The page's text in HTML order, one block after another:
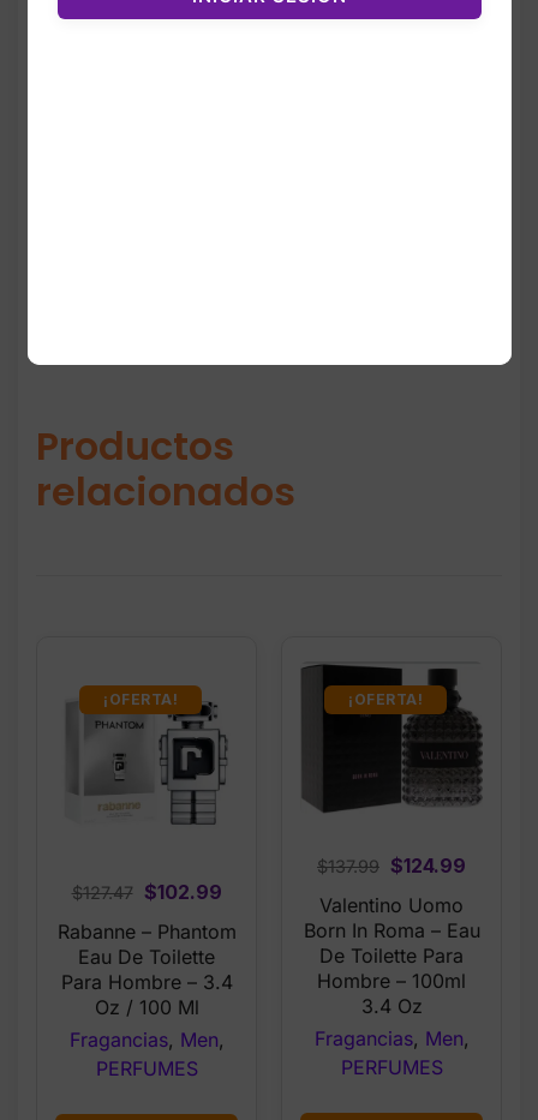
moderno, limpio y versátil que combina con
Productos
relacionados
¡OFERTA!
$127.47
Original
price
was:
$127.47.
$102.99Current
$102.99.
Rabanne – Phantom
Eau De Toilette
Para Hombre – 3.4
Oz / 100 Ml
Fragancias, Men,
PERFUMES
¡OFERTA!
$137.99 Original
price
was:
$137.99.
$124.99
is:
Valentino Uomo
Born In Roma – Eau
De Toilette Para
Hombre – 100ml
3.4 Oz
Fragancias, Men,
PERFUMES